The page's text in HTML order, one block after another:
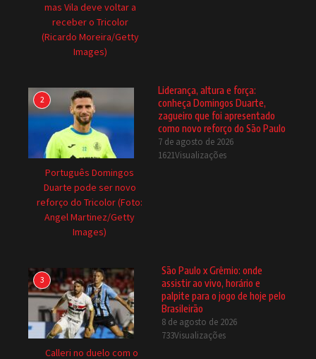
mas Vila deve voltar a
receber o Tricolor
(Ricardo Moreira/Getty
Images)
2
Português Domingos
Duarte pode ser novo
reforço do Tricolor (Foto:
Angel Martinez/Getty
Images)
Liderança, altura e força:
conheça Domingos Duarte,
zagueiro que foi apresentado
como novo reforço do São Paulo
7 de agosto de 2026
1621Visualizações
3
Calleri no duelo com o
São Paulo x Grêmio: onde
assistir ao vivo, horário e
palpite para o jogo de hoje pelo
Brasileirão
8 de agosto de 2026
733Visualizações